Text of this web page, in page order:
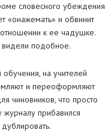
словесного убеждения
«онажемать» и обвинит
к ее чадушке.
подобное.
на учителей
и переоформляют
чиновников, что просто
прибавился